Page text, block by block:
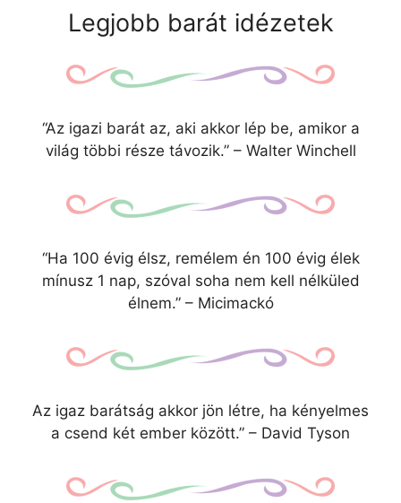
Legjobb barát idézetek
“Az igazi barát az, aki akkor lép be, amikor a
világ többi része távozik.” – Walter Winchell
“Ha 100 évig élsz, remélem én 100 évig élek
mínusz 1 nap, szóval soha nem kell nélküled
élnem.” – Micimackó
Az igaz barátság akkor jön létre, ha kényelmes
a csend két ember között.” – David Tyson